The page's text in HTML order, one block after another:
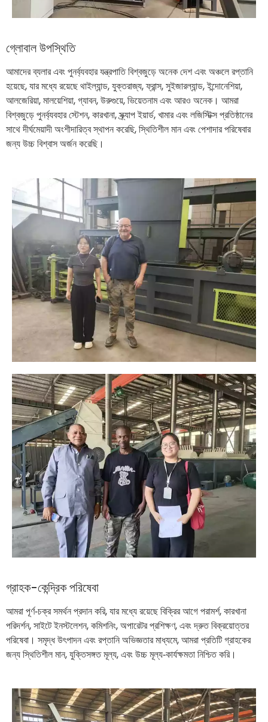
গ্লোবাল উপস্থিতি
আমাদের ব্যলার এবং পুনর্ব্যবহার যন্ত্রপাতি বিশ্বজুড়ে অনেক দেশ এবং অঞ্চলে রপ্তানি
হয়েছে, যার মধ্যে রয়েছে থাইল্যান্ড, যুক্তরাজ্য, ফ্রান্স, সুইজারল্যান্ড, ইন্দোনেশিয়া,
আলজেরিয়া, মালয়েশিয়া, গ্যাবন, উরুগুয়ে, ভিয়েতনাম এবং আরও অনেক। আমরা
বিশ্বজুড়ে পুনর্ব্যবহার স্টেশন, কারখানা, স্ক্র্যাপ ইয়ার্ড, খামার এবং লজিস্টিক্স প্রতিষ্ঠানের
সাথে দীর্ঘমেয়াদী অংশীদারিত্ব স্থাপন করেছি, স্থিতিশীল মান এবং পেশাদার পরিষেবার
জন্য উচ্চ বিশ্বাস অর্জন করেছি।
গ্রাহক-কেন্দ্রিক পরিষেবা
আমরা পূর্ণ‑চক্র সমর্থন প্রদান করি, যার মধ্যে রয়েছে বিক্রির আগে পরামর্শ, কারখানা
পরিদর্শন, সাইটে ইনস্টলেশন, কমিশনিং, অপারেটর প্রশিক্ষণ, এবং দ্রুত বিক্রয়োত্তর
পরিষেবা। সমৃদ্ধ উৎপাদন এবং রপ্তানি অভিজ্ঞতার মাধ্যমে, আমরা প্রতিটি গ্রাহকের
জন্য স্থিতিশীল মান, যুক্তিসঙ্গত মূল্য, এবং উচ্চ মূল্য‑কার্যক্ষমতা নিশ্চিত করি।